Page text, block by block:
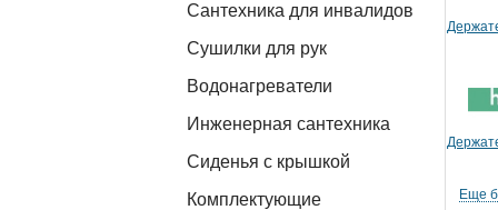
Сантехника для инвалидов
Сушилки для рук
Водонагреватели
Инженерная сантехника
Сиденья с крышкой
Комплектующие
Еще